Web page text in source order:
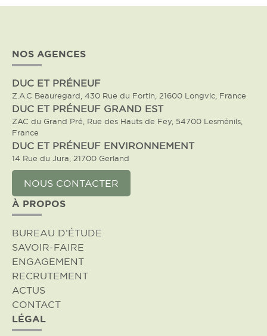
NOS AGENCES
DUC ET PRÉNEUF
Z.A.C Beauregard, 430 Rue du Fortin, 21600 Longvic, France
DUC ET PRÉNEUF GRAND EST
ZAC du Grand Pré, Rue des Hauts de Fey, 54700 Lesménils,
France
DUC ET PRÉNEUF ENVIRONNEMENT
14 Rue du Jura, 21700 Gerland
NOUS CONTACTER
À PROPOS
BUREAU D’ÉTUDE
SAVOIR-FAIRE
ENGAGEMENT
RECRUTEMENT
ACTUS
CONTACT
LÉGAL